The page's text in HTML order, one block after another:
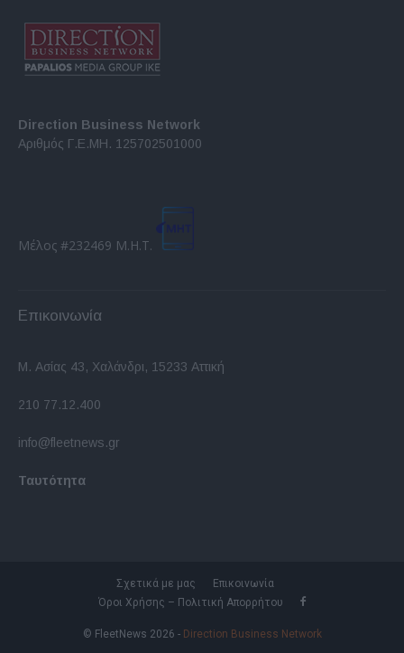
Direction Business Network
Αριθμός Γ.Ε.ΜΗ. 125702501000
Μέλος #232469 Μ.Η.Τ.
Επικοινωνία
Μ. Ασίας 43, Χαλάνδρι, 15233 Αττική
210 77.12.400
info@fleetnews.gr
Ταυτότητα
Σχετικά με μας
Επικοινωνία
Όροι Χρήσης – Πολιτική Απορρήτου
© FleetNews 2026 - Direction Business Network